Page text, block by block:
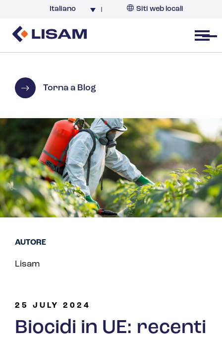
Italiano Siti web locali
Open menu
Torna a Blog
25 JULY 2024
Biocidi in UE: recenti
AUTORE
Lisam